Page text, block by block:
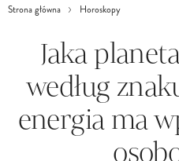
Strona główna Horoskopy
Jaka
według
energia ma